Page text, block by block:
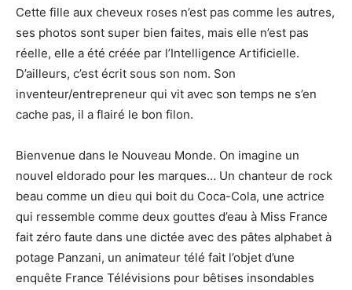
Cette fille aux cheveux roses n’est pas comme les autres,
ses photos sont super bien faites, mais elle n’est pas
réelle, elle a été créée par l’Intelligence Artificielle.
D’ailleurs, c’est écrit sous son nom. Son
inventeur/entrepreneur qui vit avec son temps ne s’en
cache pas, il a flairé le bon filon.
Bienvenue dans le Nouveau Monde. On imagine un
nouvel eldorado pour les marques… Un chanteur de rock
beau comme un dieu qui boit du Coca-Cola, une actrice
qui ressemble comme deux gouttes d’eau à Miss France
fait zéro faute dans une dictée avec des pâtes alphabet à
potage Panzani, un animateur télé fait l’objet d’une
enquête France Télévisions pour bêtises insondables